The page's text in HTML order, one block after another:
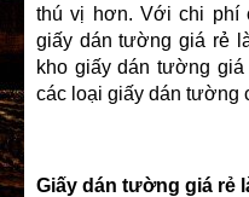
thú vị hơn. Với chi phí
giấy dán tường giá rẻ
kho giấy dán tường
các loại giấy dán tường
Giấy dán tường giá rẻ